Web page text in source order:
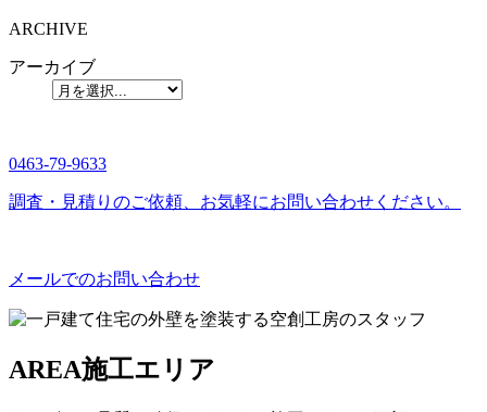
ARCHIVE
アーカイブ
0463-79-9633
調査・見積りのご依頼、お気軽にお問い合わせください。
メールでのお問い合わせ
AREA施工エリア